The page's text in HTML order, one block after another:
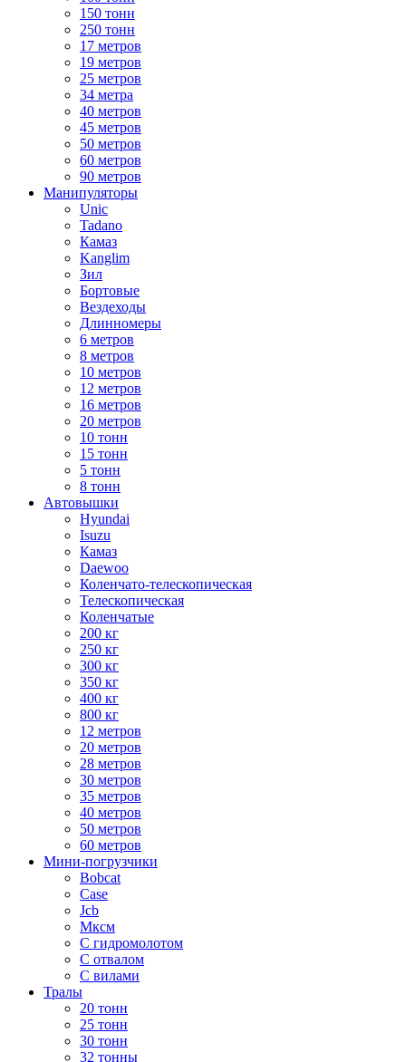
150 тонн
250 тонн
17 метров
19 метров
25 метров
34 метра
40 метров
45 метров
50 метров
60 метров
90 метров
Манипуляторы
Unic
Tadano
Камаз
Kanglim
Зил
Бортовые
Вездеходы
Длинномеры
6 метров
8 метров
10 метров
12 метров
16 метров
20 метров
10 тонн
15 тонн
5 тонн
8 тонн
Автовышки
Hyundai
Isuzu
Камаз
Daewoo
Коленчато-телескопическая
Телескопическая
Коленчатые
200 кг
250 кг
300 кг
350 кг
400 кг
800 кг
12 метров
20 метров
28 метров
30 метров
35 метров
40 метров
50 метров
60 метров
Мини-погрузчики
Bobcat
Case
Jcb
Мксм
С гидромолотом
С отвалом
С вилами
Тралы
20 тонн
25 тонн
30 тонн
32 тонны